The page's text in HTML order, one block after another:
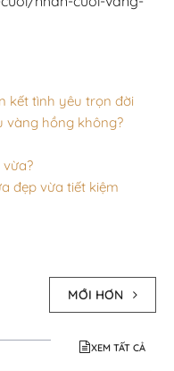
kết tình yêu trọn đời
vàng hồng không?
đẹp vừa tiết kiệm
MỚI HƠN
XEM TẤT CẢ